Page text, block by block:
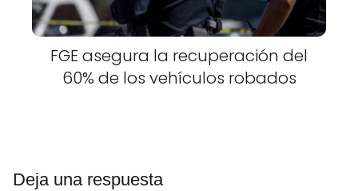
FGE asegura la recuperación del
60% de los vehículos robados
Deja una respuesta